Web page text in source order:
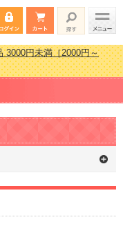
3000円未満［2000円～
すすめ金額別人気ランキ
3000円未満［2000円～